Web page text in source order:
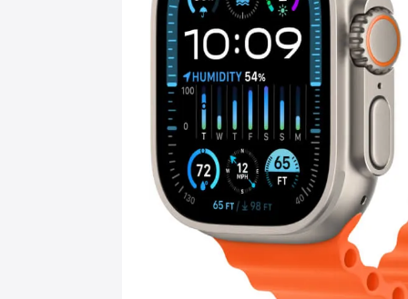
Игровые приставки
AirPods
Аксессуары
Квадрокоптеры
Apple TV
Dyson